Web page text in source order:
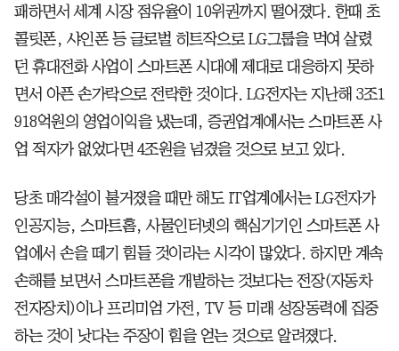
패하면서 세계 시장 점유율이 10위권까지 떨어졌다. 한때 초
콜릿폰, 샤인폰 등 글로벌 히트작으로 LG그룹을 먹여 살렸
던 휴대전화 사업이 스마트폰 시대에 제대로 대응하지 못하
면서 아픈 손가락으로 전락한 것이다. LG전자는 지난해 3조1
918억원의 영업이익을 냈는데, 증권업계에서는 스마트폰 사
업 적자가 없었다면 4조원을 넘겼을 것으로 보고 있다.
당초 매각설이 불거졌을 때만 해도 IT업계에서는 LG전자가
인공지능, 스마트홈, 사물인터넷의 핵심기기인 스마트폰 사
업에서 손을 떼기 힘들 것이라는 시각이 많았다. 하지만 계속
손해를 보면서 스마트폰을 개발하는 것보다는 전장(자동차
전자장치)이나 프리미엄 가전, TV 등 미래 성장동력에 집중
하는 것이 낫다는 주장이 힘을 얻는 것으로 알려졌다.